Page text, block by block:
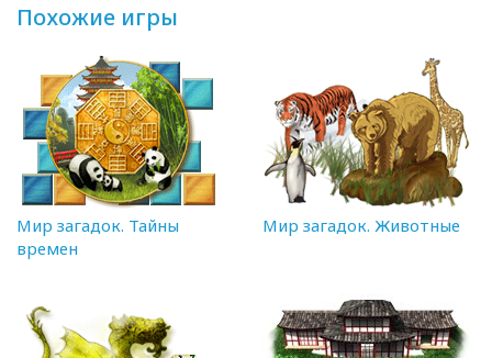
Похожие игры
Мир загадок. Тайны
времен
Мир загадок. Животные